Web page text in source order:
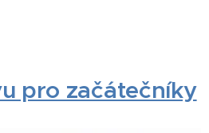
pro začátečníky